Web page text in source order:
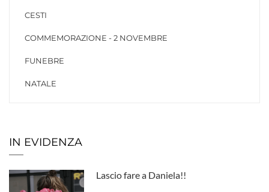
CESTI
COMMEMORAZIONE - 2 NOVEMBRE
FUNEBRE
NATALE
IN EVIDENZA
Lascio fare a Daniela!!